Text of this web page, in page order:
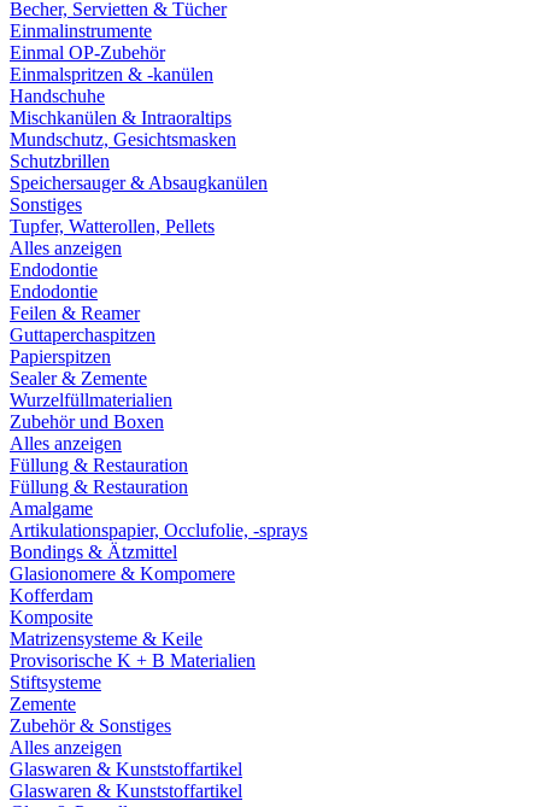
Becher, Servietten & Tücher
Einmalinstrumente
Einmal OP-Zubehör
Einmalspritzen & -kanülen
Handschuhe
Mischkanülen & Intraoraltips
Mundschutz, Gesichtsmasken
Schutzbrillen
Speichersauger & Absaugkanülen
Sonstiges
Tupfer, Watterollen, Pellets
Alles anzeigen
Endodontie
Endodontie
Feilen & Reamer
Guttaperchaspitzen
Papierspitzen
Sealer & Zemente
Wurzelfüllmaterialien
Zubehör und Boxen
Alles anzeigen
Füllung & Restauration
Füllung & Restauration
Amalgame
Artikulationspapier, Occlufolie, -sprays
Bondings & Ätzmittel
Glasionomere & Kompomere
Kofferdam
Komposite
Matrizensysteme & Keile
Provisorische K + B Materialien
Stiftsysteme
Zemente
Zubehör & Sonstiges
Alles anzeigen
Glaswaren & Kunststoffartikel
Glaswaren & Kunststoffartikel